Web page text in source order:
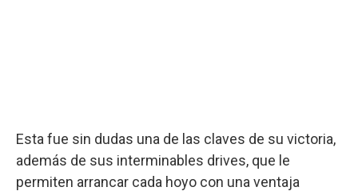
Esta fue sin dudas una de las claves de su victoria,
además de sus interminables drives, que le
permiten arrancar cada hoyo con una ventaja